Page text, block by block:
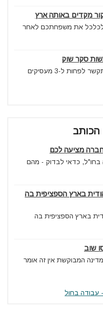
מקדים באותה ארץ
לכלכל את משפחתכם לאחר
סקר שוק
מומלץ בחום במהלך החיפושים להתקשר לפחות ל-3 מעסיקים
הכותב
מציעה לכם
כדאי לבדוק - מהם
בארץ הספציפית בה
בארץ הספציפית בה
שוב
המבוקשת אין זה אומר